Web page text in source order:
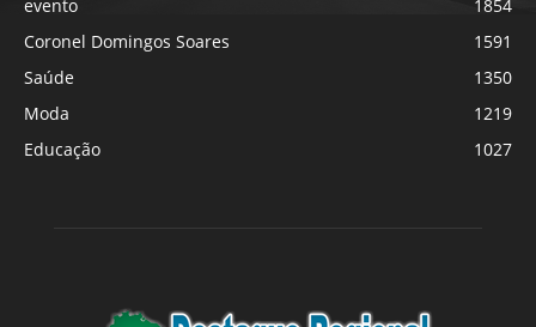
evento
1854
Coronel Domingos Soares
1591
Saúde
1350
Moda
1219
Educação
1027